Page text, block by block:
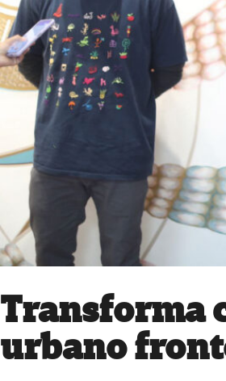
Transforma
urbano